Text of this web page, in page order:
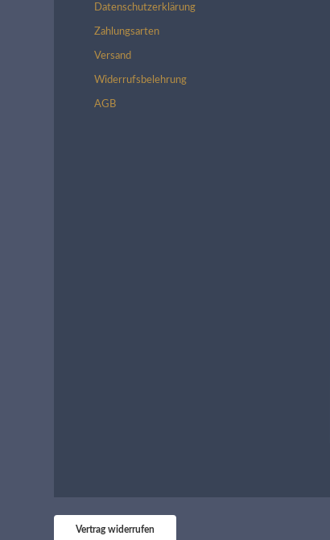
Datenschutzerklärung
Zahlungsarten
Versand
Widerrufsbelehrung
AGB
Vertrag widerrufen